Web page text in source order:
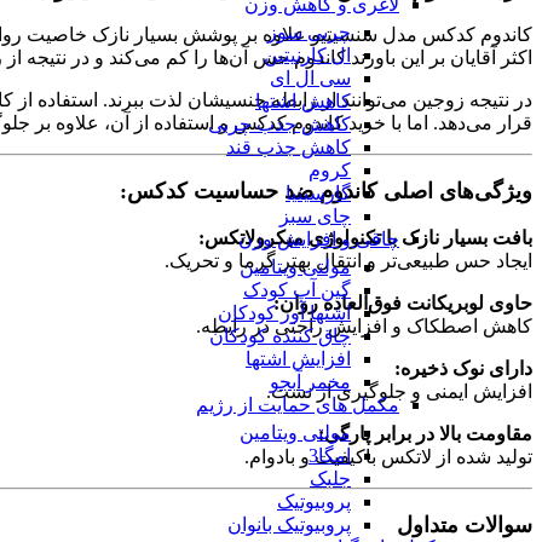
لاغری و کاهش وزن
چربی سوز
ال کارنیتین
سی ال ای
کاهش اشتها
کاهش جذب چربی
کاهش جذب قند
کروم
گارسینیا
چای سبز
چاقی و افزایش وزن
مولتی ویتامین
گین آپ کودک
اشتها آور کودکان
چاق کننده کودکان
افزایش اشتها
مخمر آبجو
مکمل های حمایت از رژیم
مولتی ویتامین
امگا3
جلبک
پروبیوتیک
پروبیوتیک بانوان
کاندوم کدکس مدل سنسیتیو علاوه بر پوشش بسیار نازک خاصیت
اکثر آقایان بر این باورند کاندوم حس آن‌ها را کم می‌کند و در
در نتیجه زوجین می‌توانند از رابطه جنسیشان لذت ببرند.
قرار می‌دهد. اما با خرید کاندوم کدکس و استفاده از آن، علاوه بر
ویژگی‌های اصلی کاندوم ضد حساسیت کدکس:
بافت بسیار نازک با تکنولوژی میکرولاتکس:
ایجاد حس طبیعی‌تر و انتقال بهتر گرما و تحریک.
حاوی لوبریکانت فوق‌العاده روان:
کاهش اصطکاک و افزایش راحتی در رابطه.
دارای نوک ذخیره:
افزایش ایمنی و جلوگیری از نشت.
مقاومت بالا در برابر پارگی:
تولید شده از لاتکس باکیفیت و بادوام.
سوالات متداول